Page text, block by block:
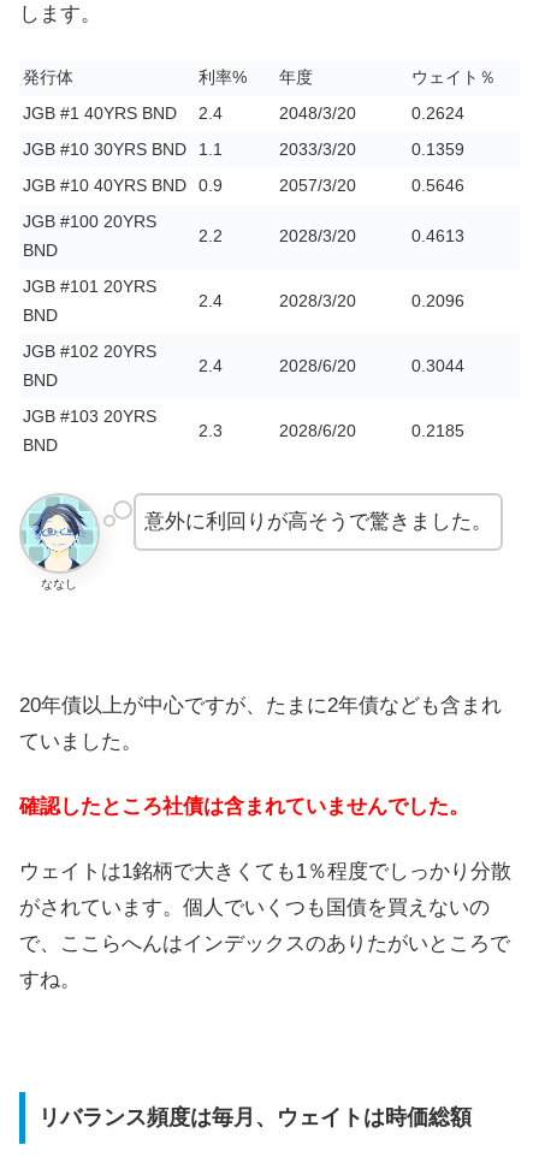
します。
発行体 利率% 年度
ウェイト％
JGB #1 40YRS BND
2.4 2048/3/20
0.2624
JGB #10 30YRS BND
1.1 2033/3/20
0.1359
JGB #10 40YRS BND
0.9 2057/3/20
0.5646
JGB #100 20YRS
BND
2.2 2028/3/20 0.4613
JGB #101 20YRS
BND
2.4 2028/3/20 0.2096
JGB #102 20YRS
BND
2.4 2028/6/20 0.3044
JGB #103 20YRS
BND
2.3 2028/6/20 0.2185
ななし
意外に利回りが高そうで驚きました。
20年債以上が中心ですが、たまに2年債なども含まれ
ていました。
確認したところ社債は含まれていませんでした。
ウェイトは1銘柄で大きくても1％程度でしっかり分散
がされています。個人でいくつも国債を買えないの
で、ここらへんはインデックスのありたがいところで
すね。
リバランス頻度は毎月、ウェイトは時価総額